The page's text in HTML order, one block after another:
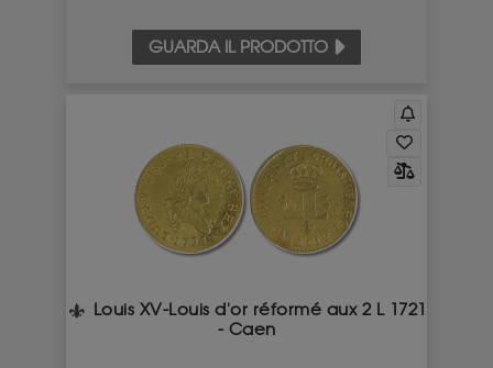
GUARDA IL PRODOTTO
Louis XV-Louis d'or réformé aux 2 L 1721
- Caen